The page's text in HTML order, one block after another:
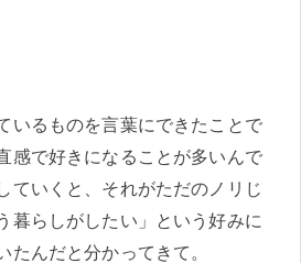
いるものを言葉にできたことで
感で好きになることが多いんで
ていくと、それがただのノリじ
暮らしがしたい」という好みに
たんだと分かってきて。